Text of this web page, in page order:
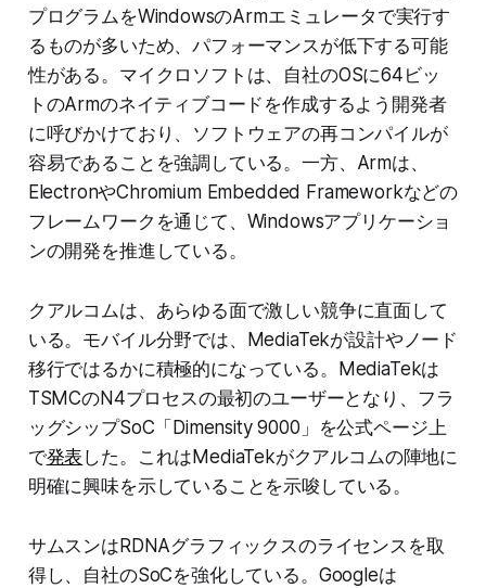
プログラムをWindowsのArmエミュレータで実行す
るものが多いため、パフォーマンスが低下する可能
性がある。マイクロソフトは、自社のOSに64ビッ
トのArmのネイティブコードを作成するよう開発者
に呼びかけており、ソフトウェアの再コンパイルが
容易であることを強調している。一方、Armは、
ElectronやChromium Embedded Frameworkなどの
フレームワークを通じて、Windowsアプリケーショ
ンの開発を推進している。
クアルコムは、あらゆる面で激しい競争に直面して
いる。モバイル分野では、MediaTekが設計やノード
移行ではるかに積極的になっている。MediaTekは
TSMCのN4プロセスの最初のユーザーとなり、フラ
ッグシップSoC「Dimensity 9000」を公式ページ上
で発表 した。これはMediaTekがクアルコムの陣地に
明確に興味を示していることを示唆している。
サムスンはRDNAグラフィックスのライセンスを取
得し、自社のSoCを強化している。Googleは